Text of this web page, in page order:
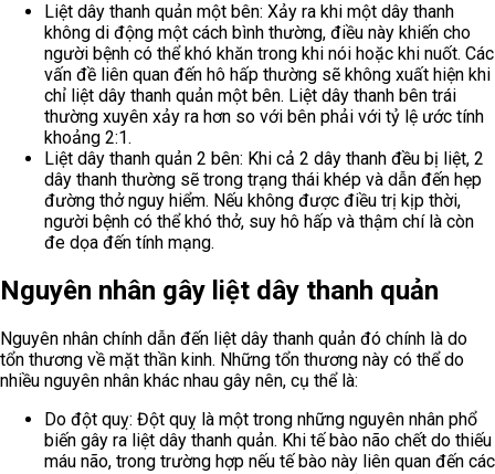
Liệt dây thanh quản một bên: Xảy ra khi một dây thanh
không di động một cách bình thường, điều này khiến cho
người bệnh có thể khó khăn trong khi nói hoặc khi nuốt. Các
vấn đề liên quan đến hô hấp thường sẽ không xuất hiện khi
chỉ liệt dây thanh quản một bên. Liệt dây thanh bên trái
thường xuyên xảy ra hơn so với bên phải với tỷ lệ ước tính
khoảng 2:1.
Liệt dây thanh quản 2 bên: Khi cả 2 dây thanh đều bị liệt, 2
dây thanh thường sẽ trong trạng thái khép và dẫn đến hẹp
đường thở nguy hiểm. Nếu không được điều trị kịp thời,
người bệnh có thể khó thở, suy hô hấp và thậm chí là còn
đe dọa đến tính mạng.
Nguyên nhân gây liệt dây thanh quản
Nguyên nhân chính dẫn đến liệt dây thanh quản đó chính là do
tổn thương về mặt thần kinh. Những tổn thương này có thể do
nhiều nguyên nhân khác nhau gây nên, cụ thể là:
Do đột quỵ: Đột quỵ là một trong những nguyên nhân phổ
biến gây ra liệt dây thanh quản. Khi tế bào não chết do thiếu
máu não, trong trường hợp nếu tế bào này liên quan đến các